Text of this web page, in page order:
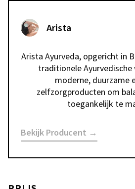
Arista
Arista Ayurveda, opgericht in
traditionele
moderne, duurzame
zelfzorgproducten om
toegankelijk te
Bekijk Producent →